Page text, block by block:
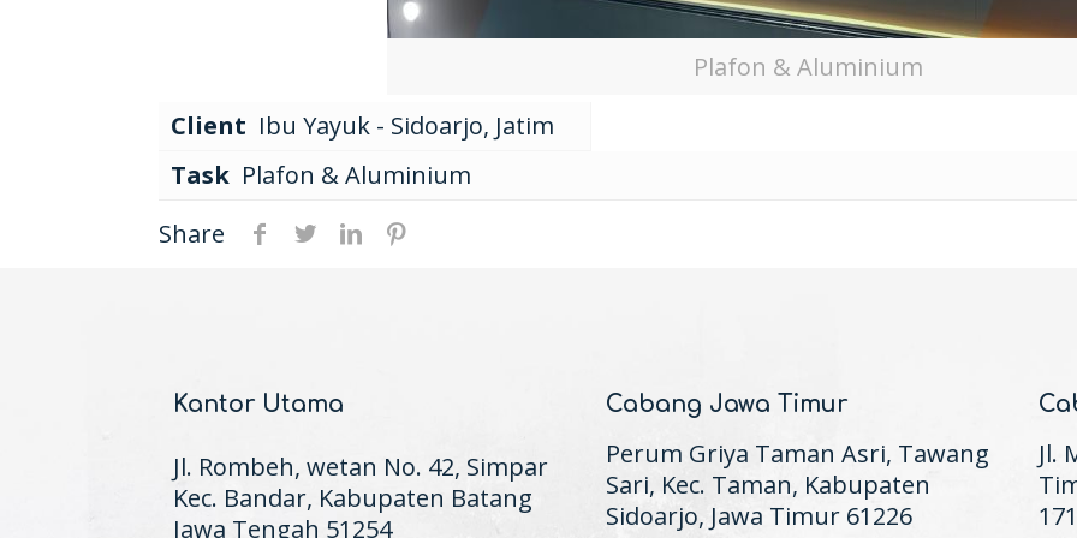
Plafon & Aluminium
Client Ibu Yayuk - Sidoarjo, Jatim
Task Plafon & Aluminium
Share
Kantor Utama
Jl. Rombeh, wetan No. 42, Simpar
Kec. Bandar, Kabupaten Batang
Jawa Tengah 51254
Cabang Jawa Timur
Perum Griya Taman Asri, Tawang
Sari, Kec. Taman, Kabupaten
Sidoarjo, Jawa Timur 61226
Jl.